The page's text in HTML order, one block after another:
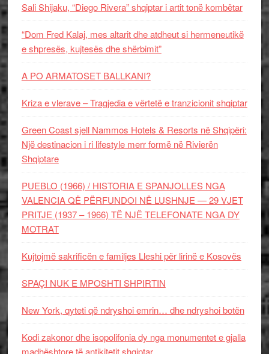
Sali Shijaku, “Diego Rivera” shqiptar i artit tonë kombëtar
“Dom Fred Kalaj, mes altarit dhe atdheut si hermeneutikë
e shpresës, kujtesës dhe shërbimit”
A PO ARMATOSET BALLKANI?
Kriza e vlerave – Tragjedia e vërtetë e tranzicionit shqiptar
Green Coast sjell Nammos Hotels & Resorts në Shqipëri:
Një destinacion i ri lifestyle merr formë në Rivierën
Shqiptare
PUEBLO (1966) / HISTORIA E SPANJOLLES NGA
VALENCIA QË PËRFUNDOI NË LUSHNJE — 29 VJET
PRITJE (1937 – 1966) TË NJË TELEFONATE NGA DY
MOTRAT
Kujtojmë sakrificën e familjes Lleshi për lirinë e Kosovës
SPAÇI NUK E MPOSHTI SHPIRTIN
New York, qyteti që ndryshoi emrin… dhe ndryshoi botën
Kodi zakonor dhe isopolifonia dy nga monumentet e gjalla
madhështore të antikitetit shqiptar